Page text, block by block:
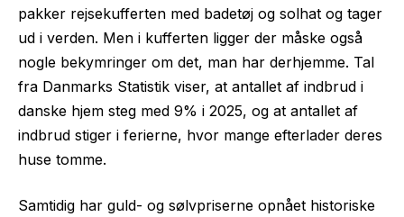
pakker rejsekufferten med badetøj og solhat og tager
ud i verden. Men i kufferten ligger der måske også
nogle bekymringer om det, man har derhjemme. Tal
fra Danmarks Statistik viser, at antallet af indbrud i
danske hjem steg med 9% i 2025, og at antallet af
indbrud stiger i ferierne, hvor mange efterlader deres
huse tomme.
Samtidig har guld- og sølvpriserne opnået historiske